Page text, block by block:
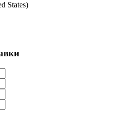
States)